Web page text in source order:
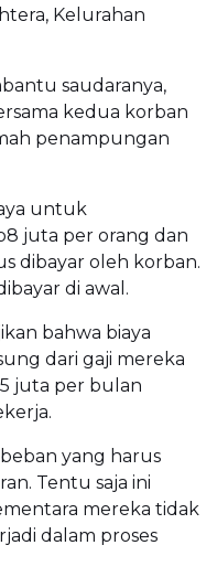
Kelurahan
saudaranya,
kedua korban
penampungan
untuk
juta per orang dan
dibayar oleh korban.
di awal.
bahwa biaya
dari gaji mereka
juta per bulan
yang harus
Tentu saja ini
mereka tidak
dalam proses